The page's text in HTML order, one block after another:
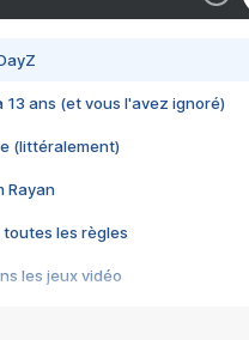
13 ans (et vous l'avez ignoré)
(littéralement)
Rayan
toutes les règles
les jeux vidéo